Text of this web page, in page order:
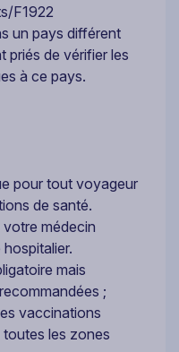
F1922
un pays différent
priés de vérifier les
à ce pays.
pour tout voyageur
de santé.
médecin
mais
;
vaccinations
toutes les zones